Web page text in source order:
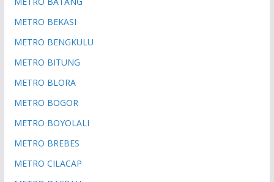
METRO BEKASI
METRO BENGKULU
METRO BITUNG
METRO BLORA
METRO BOGOR
METRO BOYOLALI
METRO BREBES
METRO CILACAP